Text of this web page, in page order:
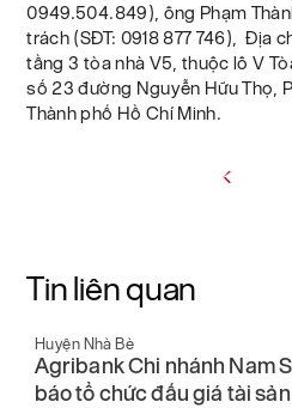
0949.504.849), ông Phạm
trách (SĐT: 0918 877 746), Địa
tầng 3 tòa nhà V5, thuộc lô V
số 23 đường Nguyễn Hữu Thọ,
Thành phố Hồ Chí Minh.
Tin liên quan
Huyện Nhà Bè
Agribank Chi nhánh Nam
báo tổ chức đấu giá tài